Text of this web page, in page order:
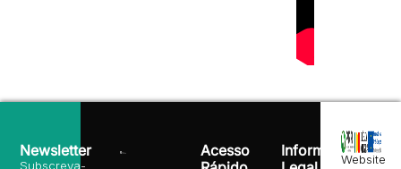
Acesso
Informação
Newsletter
Subscreva-
Website